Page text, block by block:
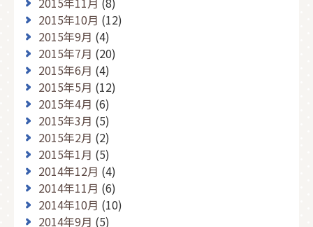
2015年10月 (12)
2015年9月 (4)
2015年7月 (20)
2015年6月 (4)
2015年5月 (12)
2015年4月 (6)
2015年3月 (5)
2015年2月 (2)
2015年1月 (5)
2014年12月 (4)
2014年11月 (6)
2014年10月 (10)
2014年9月 (5)